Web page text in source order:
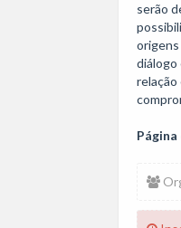
serão
diálogo